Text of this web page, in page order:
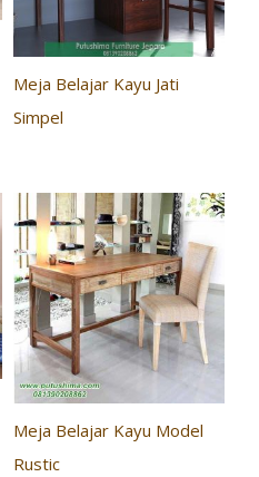
Meja Belajar Kayu Jati
Simpel
Meja Belajar Kayu Model
Rustic